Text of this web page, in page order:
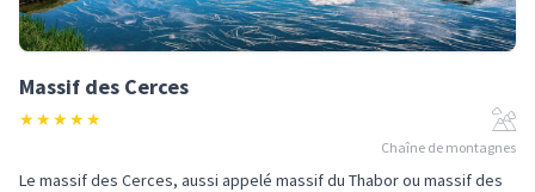
Massif des Cerces
★★★★★
Chaîne de montagnes
Le massif des Cerces, aussi appelé massif du Thabor ou massif des